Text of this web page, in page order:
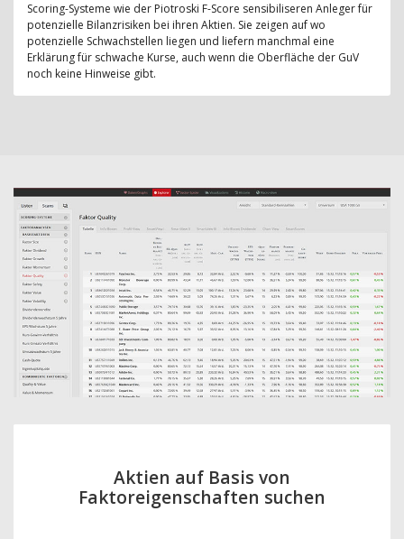
Scoring-Systeme wie der Piotroski F-Score sensibiliseren Anleger für
potenzielle Bilanzrisiken bei ihren Aktien. Sie zeigen auf wo
potenzielle Schwachstellen liegen und liefern manchmal eine
Erklärung für schwache Kurse, auch wenn die Oberfläche der GuV
noch keine Hinweise gibt.
Aktien auf Basis von
Faktoreigenschaften suchen